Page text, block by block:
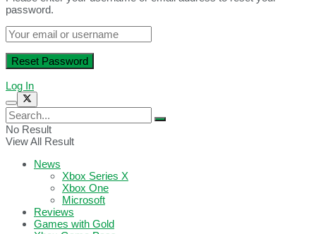
password.
Log In
No Result
View All Result
News
Xbox Series X
Xbox One
Microsoft
Reviews
Games with Gold